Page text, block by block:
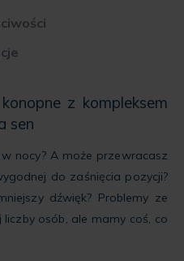
z kompleksem
sen
nocy? A może przewracasz
do zaśnięcia pozycji?
dźwięk? Problemy ze
osób, ale mamy coś, co